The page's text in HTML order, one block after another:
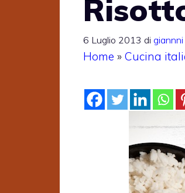
6 Luglio 2013 di
Home » Cucina